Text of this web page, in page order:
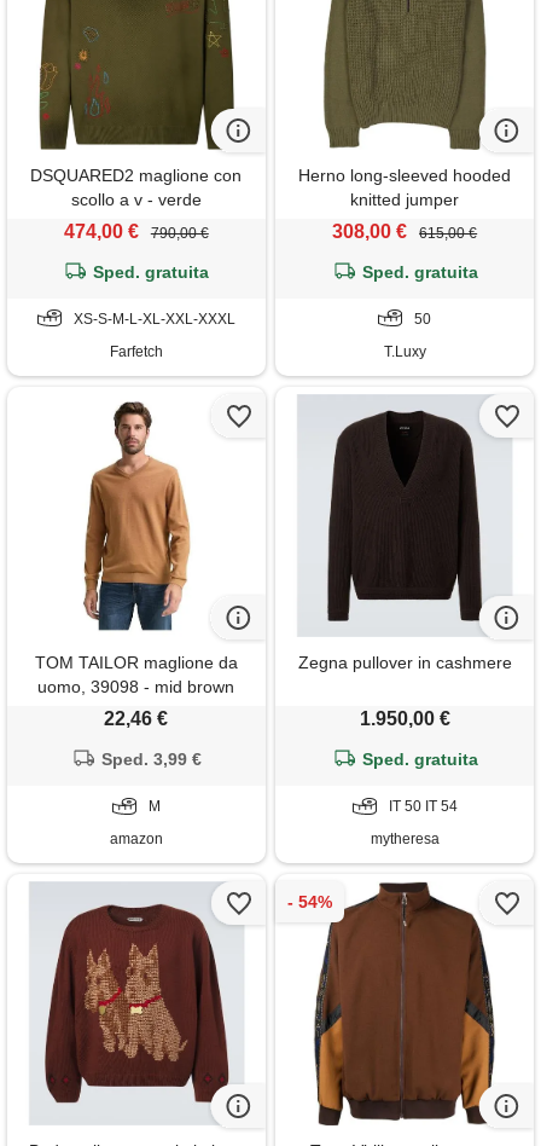
DSQUARED2 maglione con
scollo a v - verde
474,00 € 790,00 €
Sped. gratuita
XS-S-M-L-XL-XXL-XXXL
Farfetch
Herno long-sleeved hooded
knitted jumper
308,00 € 615,00 €
Sped. gratuita
50
T.Luxy
TOM TAILOR maglione da
uomo, 39098 - mid brown
melange, m
22,46 €
Sped. 3,99 €
M
amazon
Zegna pullover in cashmere
1.950,00 €
Sped. gratuita
IT 50 IT 54
mytheresa